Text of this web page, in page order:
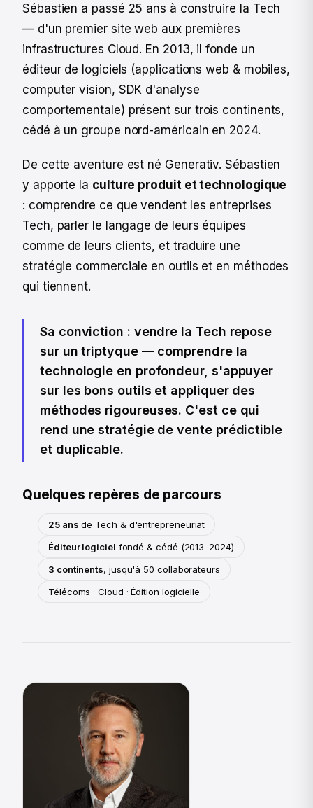
Sébastien a passé 25 ans à construire la Tech
— d'un premier site web aux premières
infrastructures Cloud. En 2013, il fonde un
éditeur de logiciels (applications web & mobiles,
computer vision, SDK d'analyse
comportementale) présent sur trois continents,
cédé à un groupe nord-américain en 2024.
De cette aventure est né Generativ. Sébastien
y apporte la culture produit et technologique
: comprendre ce que vendent les entreprises
Tech, parler le langage de leurs équipes
comme de leurs clients, et traduire une
stratégie commerciale en outils et en méthodes
qui tiennent.
Sa conviction : vendre la Tech repose
sur un triptyque — comprendre la
technologie en profondeur, s'appuyer
sur les bons outils et appliquer des
méthodes rigoureuses. C'est ce qui
rend une stratégie de vente prédictible
et duplicable.
Quelques repères de parcours
25 ans de Tech & d'entrepreneuriat
Éditeur logiciel fondé & cédé (2013–2024)
3 continents, jusqu'à 50 collaborateurs
Télécoms · Cloud · Édition logicielle